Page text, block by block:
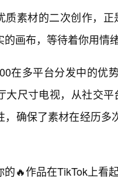
质素材的二次创作，
的画布，等待着你用情
在多平台分发中的优
大尺寸电视，从社交
，确保了素材在经历
的🔥作品在TikTok上看